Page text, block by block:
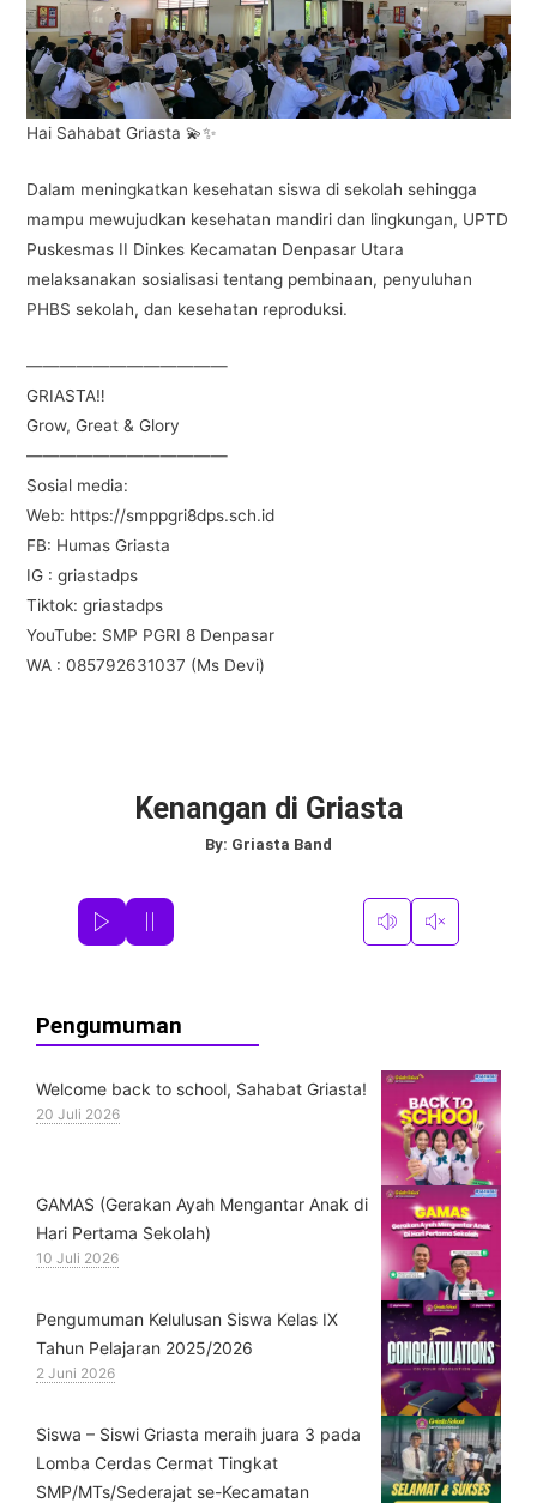
b
o
o
A
p
p
a
m
Hai Sahabat Griasta 💫✨
Dalam meningkatkan kesehatan siswa di sekolah sehingga
mampu mewujudkan kesehatan mandiri dan lingkungan, UPTD
Puskesmas II Dinkes Kecamatan Denpasar Utara
melaksanakan sosialisasi tentang pembinaan, penyuluhan
PHBS sekolah, dan kesehatan reproduksi.
————————————
GRIASTA‼️
Grow, Great & Glory
————————————
Sosial media:
Web: https://smppgri8dps.sch.id
FB: Humas Griasta
IG : griastadps
Tiktok: griastadps
YouTube: SMP PGRI 8 Denpasar
WA : 085792631037 (Ms Devi)
Kenangan di Griasta
By: Griasta Band
Pengumuman
Welcome back to school, Sahabat Griasta!
20 Juli 2026
GAMAS (Gerakan Ayah Mengantar Anak di
Hari Pertama Sekolah)
10 Juli 2026
Pengumuman Kelulusan Siswa Kelas IX
Tahun Pelajaran 2025/2026
2 Juni 2026
Siswa – Siswi Griasta meraih juara 3 pada
Lomba Cerdas Cermat Tingkat
SMP/MTs/Sederajat se-Kecamatan